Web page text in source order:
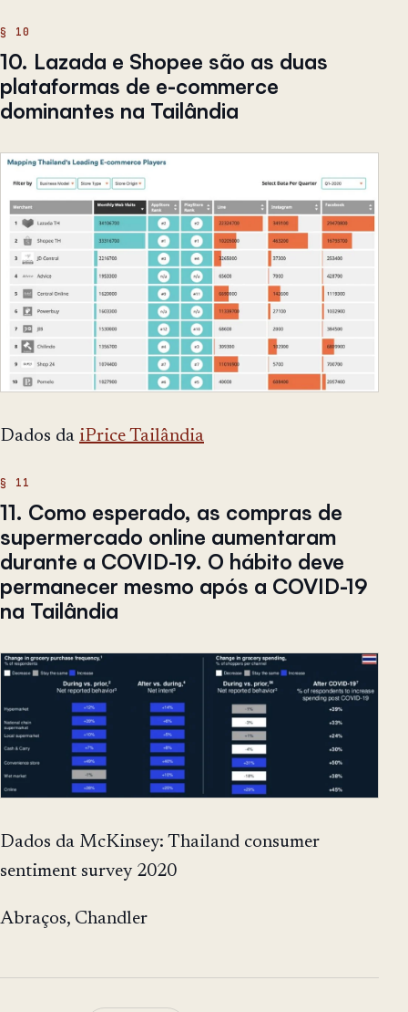
10. Lazada e Shopee são as duas
plataformas de e-commerce
dominantes na Tailândia
Dados da iPrice Tailândia
11. Como esperado, as compras de
supermercado online aumentaram
durante a COVID-19. O hábito deve
permanecer mesmo após a COVID-19
na Tailândia
Dados da McKinsey: Thailand consumer
sentiment survey 2020
Abraços, Chandler